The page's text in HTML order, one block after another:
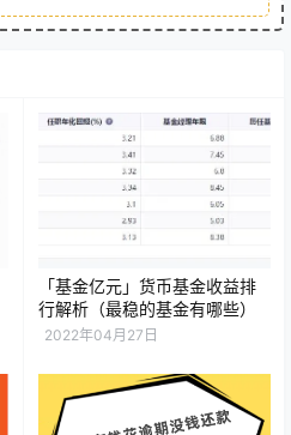
「基金亿元」货币基金收益排
行解析（最稳的基金有哪些）
2022年04月27日